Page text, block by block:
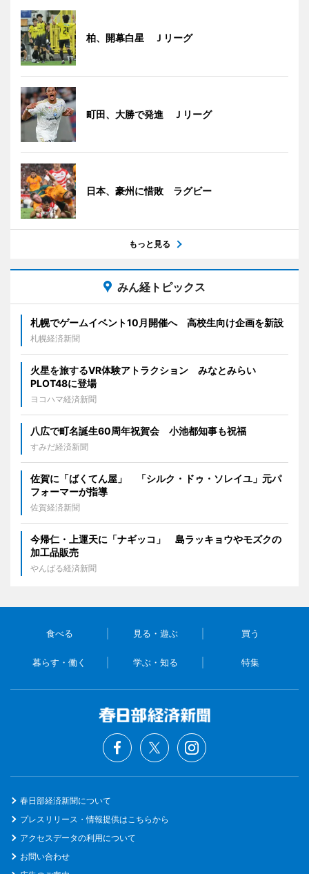
柏、開幕白星 Ｊリーグ
町田、大勝で発進 Ｊリーグ
日本、豪州に惜敗 ラグビー
もっと見る
みん経トピックス
札幌でゲームイベント10月開催へ 高校生向け企画を新設
札幌経済新聞
火星を旅するVR体験アトラクション みなとみらい
PLOT48に登場
ヨコハマ経済新聞
八広で町名誕生60周年祝賀会 小池都知事も祝福
すみだ経済新聞
佐賀に「ばくてん屋」 「シルク・ドゥ・ソレイユ」元パ
フォーマーが指導
佐賀経済新聞
今帰仁・上運天に「ナギッコ」 島ラッキョウやモズクの
加工品販売
やんばる経済新聞
食べる 見る・遊ぶ 買う
暮らす・働く 学ぶ・知る 特集
春日部経済新聞について
プレスリリース・情報提供はこちらから
アクセスデータの利用について
お問い合わせ